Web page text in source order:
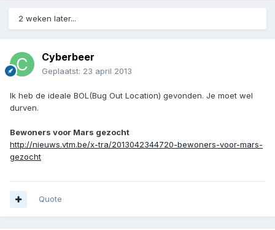
2 weken later...
Cyberbeer
Geplaatst: 23 april 2013
Ik heb de ideale BOL(Bug Out Location) gevonden. Je moet wel
durven.
Bewoners voor Mars gezocht
http://nieuws.vtm.be/x-tra/2013042344720-bewoners-voor-mars-
gezocht
Quote